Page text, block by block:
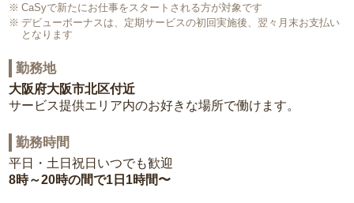
CaSyで新たにお仕事をスタートされる方が対象です
デビューボーナスは、定期サービスの初回実施後、翌々月末お支払い
となります
勤務地
大阪府大阪市北区付近
サービス提供エリア内のお好きな場所で働けます。
勤務時間
平日・土日祝日いつでも歓迎
8時～20時の間で1日1時間〜